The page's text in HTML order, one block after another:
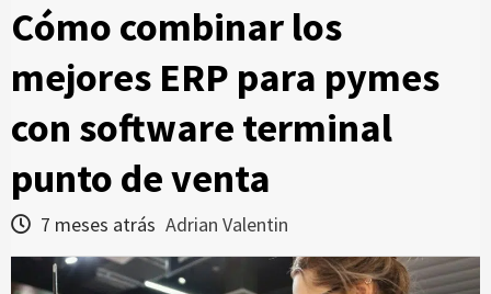
Cómo combinar los
mejores ERP para pymes
con software terminal
punto de venta
7 meses atrás Adrian Valentin